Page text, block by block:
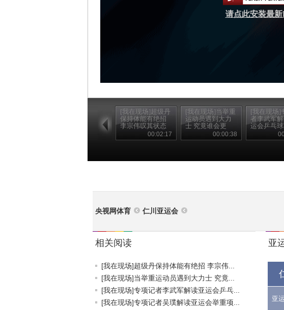
请点此安装最新
[我在现场]超级丹
保持体能有绝招
李宗伟叹其状态
00:02:17
[我在现场]当举重
运动员遇到大力
士 究竟谁会更
00:00:38
[我在现场]
者李武军
运会乒乓球
央视网体育 仁川亚运会
相关阅读
[我在现场]超级丹保持体能有绝招 李宗伟...
[我在现场]当举重运动员遇到大力士 究竟...
[我在现场]专项记者李武军解读亚运会乒乓...
[我在现场]专项记者吴璞解读亚运会举重项...
亚
亚